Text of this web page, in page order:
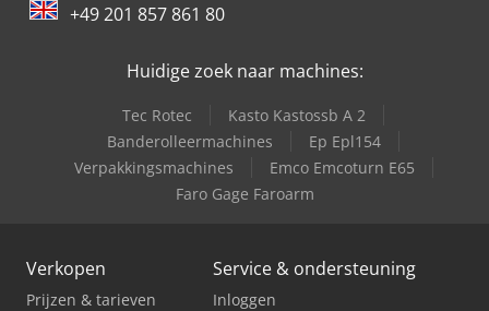
+49 201 857 861 80
Huidige zoek naar machines:
Tec Rotec
Kasto Kastossb A 2
Banderolleermachines
Ep Epl154
Verpakkingsmachines
Emco Emcoturn E65
Faro Gage Faroarm
Verkopen
Prijzen & tarieven
Service & ondersteuning
Inloggen